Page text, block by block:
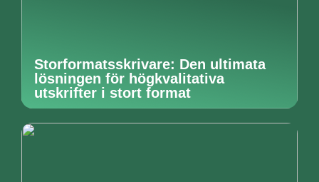
Storformatsskrivare: Den ultimata
lösningen för högkvalitativa
utskrifter i stort format